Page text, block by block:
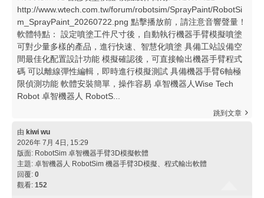
http://www.wtech.com.tw/forum/robotsim/SprayPaint/RobotSi
m_SprayPaint_20260722.png 點擊播放前，請注意音響聲量！
軟體特點： 設定噴塗工件尺寸後，自動執行機器手臂模擬噴塗
可對少量多樣的產品，進行快速、智慧化噴塗 具備工站設備空
間最佳化配置設計功能 模擬確認後，可直接輸出機器手臂程式
碼 可以離線彈性編輯，即時進行模擬測試 具備機器手臂6軸極
限偵測功能 軟體安裝簡單，操作容易 卓智機器人Wise Tech
Robot 卓智機器人 RobotS...
跳到文章
由 kiwi wu
2026年 7月 4日, 15:29
版面: RobotSim 卓智機器手臂3D模擬軟體
主題: 卓智機器人 RobotSim 機器手臂3D模擬、程式輸出軟體
回覆: 0
觀看: 152